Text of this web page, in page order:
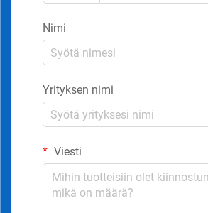
Nimi
Yrityksen nimi
Viesti